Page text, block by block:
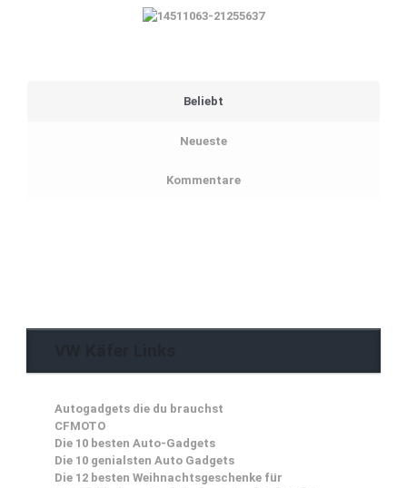
Beliebt
Neueste
Kommentare
Autogadgets die du brauchst
CFMOTO
Die 10 besten Auto-Gadgets
Die 10 genialsten Auto Gadgets
Die 12 besten Weihnachtsgeschenke für